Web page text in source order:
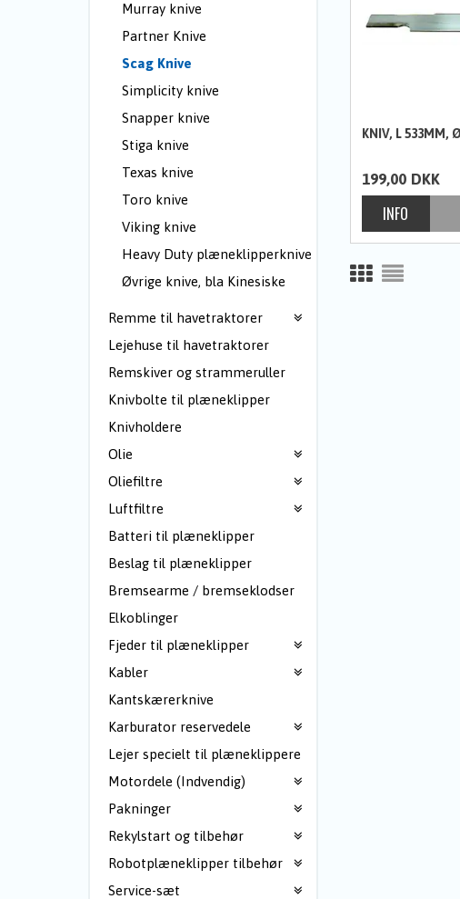
Murray knive
Partner Knive
Scag Knive
Simplicity knive
Snapper knive
Stiga knive
Texas knive
Toro knive
Viking knive
Heavy Duty plæneklipperknive
Øvrige knive, bla Kinesiske
Remme til havetraktorer
Lejehuse til havetraktorer
Remskiver og strammeruller
Knivbolte til plæneklipper
Knivholdere
Olie
Oliefiltre
Luftfiltre
Batteri til plæneklipper
Beslag til plæneklipper
Bremsearme / bremseklodser
Elkoblinger
Fjeder til plæneklipper
Kabler
Kantskærerknive
Karburator reservedele
Lejer specielt til plæneklippere
Motordele (Indvendig)
Pakninger
Rekylstart og tilbehør
Robotplæneklipper tilbehør
Service-sæt
KNIV, L 533MM,
199,00 DKK